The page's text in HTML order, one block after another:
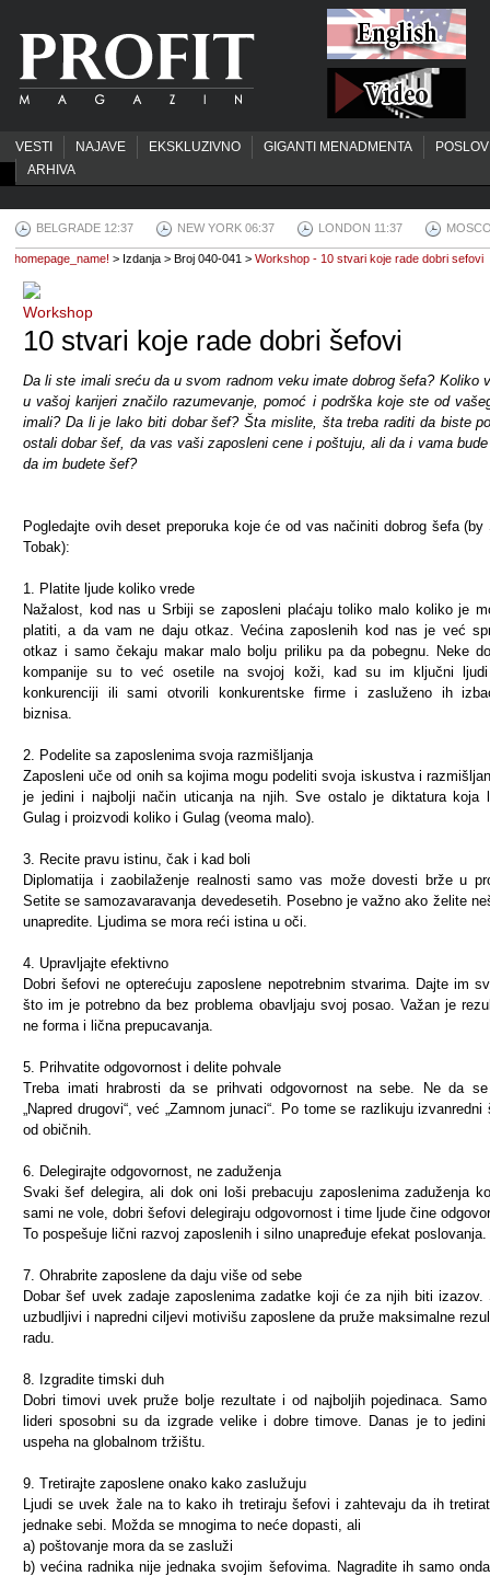
VESTI NAJAVE EKSKLUZIVNO GIGANTI MENADMENTA
ARHIVA
BELGRADE 12:37 NEW YORK 06:37 LONDON 11:37
homepage_name! > Izdanja > Broj 040-041 > Workshop - 10 stvari koje rade dobri sefovi
Workshop
10 stvari koje rade dobri šefovi
Da li ste imali sreću da u svom radnom veku imate dobrog šefa? Koliko
u vašoj karijeri značilo razumevanje, pomoć i podrška koje ste od
imali? Da li je lako biti dobar šef? Šta mislite, šta treba raditi da biste
ostali dobar šef, da vas vaši zaposleni cene i poštuju, ali da i vama
da im budete šef?
Pogledajte ovih deset preporuka koje će od vas načiniti dobrog šefa (by
Tobak):
1. Platite ljude koliko vrede
Nažalost, kod nas u Srbiji se zaposleni plaćaju toliko malo koliko je
platiti, a da vam ne daju otkaz. Većina zaposlenih kod nas je već
otkaz i samo čekaju makar malo bolju priliku pa da pobegnu. Neke
kompanije su to već osetile na svojoj koži, kad su im ključni
konkurenciji ili sami otvorili konkurentske firme i zasluženo ih
biznisa.
2. Podelite sa zaposlenima svoja razmišljanja
Zaposleni uče od onih sa kojima mogu podeliti svoja iskustva i
je jedini i najbolji način uticanja na njih. Sve ostalo je diktatura koja
Gulag i proizvodi koliko i Gulag (veoma malo).
3. Recite pravu istinu, čak i kad boli
Diplomatija i zaobilaženje realnosti samo vas može dovesti brže u
Setite se samozavaravanja devedesetih. Posebno je važno ako želite
unapredite. Ljudima se mora reći istina u oči.
4. Upravljajte efektivno
Dobri šefovi ne opterećuju zaposlene nepotrebnim stvarima. Dajte im
što im je potrebno da bez problema obavljaju svoj posao. Važan je
ne forma i lična prepucavanja.
5. Prihvatite odgovornost i delite pohvale
Treba imati hrabrosti da se prihvati odgovornost na sebe. Ne da
„Napred drugovi“, već „Zamnom junaci“. Po tome se razlikuju izvanredni
od običnih.
6. Delegirajte odgovornost, ne zaduženja
Svaki šef delegira, ali dok oni loši prebacuju zaposlenima zaduženja
sami ne vole, dobri šefovi delegiraju odgovornost i time ljude čine
To pospešuje lični razvoj zaposlenih i silno unapređuje efekat poslovanja.
7. Ohrabrite zaposlene da daju više od sebe
Dobar šef uvek zadaje zaposlenima zadatke koji će za njih biti izazov.
uzbudljivi i napredni ciljevi motivišu zaposlene da pruže maksimalne
radu.
8. Izgradite timski duh
Dobri timovi uvek pruže bolje rezultate i od najboljih pojedinaca.
lideri sposobni su da izgrade velike i dobre timove. Danas je to jedini
uspeha na globalnom tržištu.
9. Tretirajte zaposlene onako kako zaslužuju
Ljudi se uvek žale na to kako ih tretiraju šefovi i zahtevaju da ih
jednake sebi. Možda se mnogima to neće dopasti, ali
a) poštovanje mora da se zasluži
b) većina radnika nije jednaka svojim šefovima. Nagradite ih samo